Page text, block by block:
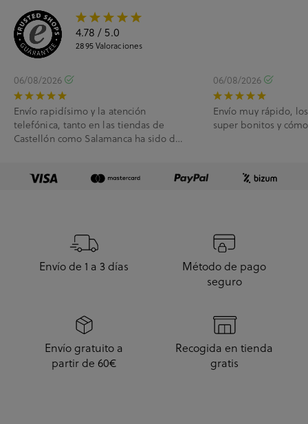
4.78 / 5.0
2895Valoraciones
06/08/2026
Envío rapidísimo y la atención
telefónica, tanto en las tiendas de
Castellón como Salamanca ha sido de
06/08/2026
Envío muy rápido,
super bonitos y
Envío de 1 a 3 días
Método de pago
seguro
Envío gratuito a
partir de 60€
Recogida en tienda
gratis